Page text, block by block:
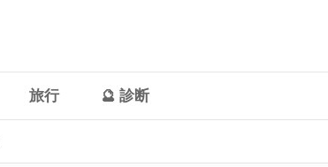
旅行 🔮 診断